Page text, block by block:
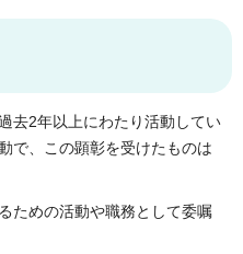
去2年以上にわたり活動してい
で、この顕彰を受けたものは
ための活動や職務として委嘱